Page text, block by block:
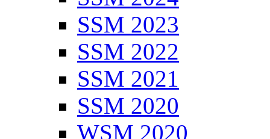
SSM 2023
SSM 2022
SSM 2021
SSM 2020
WSM 2020